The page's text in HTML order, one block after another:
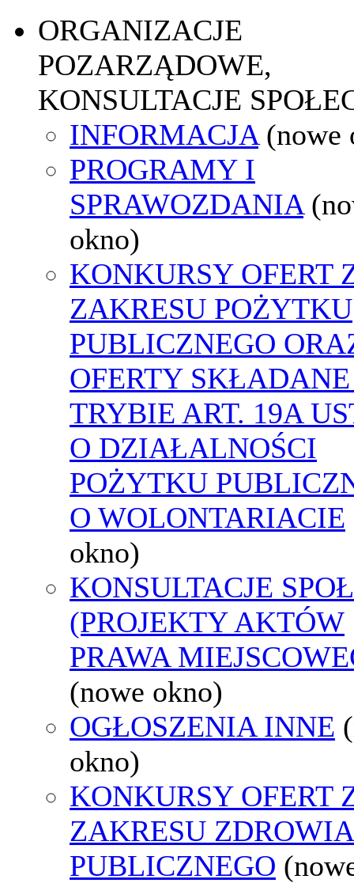
ORGANIZACJE
POZARZĄDOWE,
KONSULTACJE
INFORMACJA (nowe
PROGRAMY I
SPRAWOZDANIA
okno)
KONKURSY OFERT
ZAKRESU POŻYTKU
PUBLICZNEGO
OFERTY
TRYBIE ART. 19A
O DZIAŁALNOŚCI
POŻYTKU
O WOLONTARIACIE
okno)
KONSULTACJE
(PROJEKTY AKTÓW
PRAWA
(nowe okno)
OGŁOSZENIA INNE
okno)
KONKURSY OFERT
ZAKRESU ZDROWIA
PUBLICZNEGO